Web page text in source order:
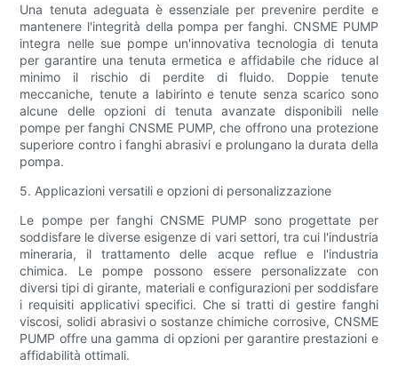
Una tenuta adeguata è essenziale per prevenire perdite e
mantenere l'integrità della pompa per fanghi. CNSME PUMP
integra nelle sue pompe un'innovativa tecnologia di tenuta
per garantire una tenuta ermetica e affidabile che riduce al
minimo il rischio di perdite di fluido. Doppie tenute
meccaniche, tenute a labirinto e tenute senza scarico sono
alcune delle opzioni di tenuta avanzate disponibili nelle
pompe per fanghi CNSME PUMP, che offrono una protezione
superiore contro i fanghi abrasivi e prolungano la durata della
pompa.
5. Applicazioni versatili e opzioni di personalizzazione
Le pompe per fanghi CNSME PUMP sono progettate per
soddisfare le diverse esigenze di vari settori, tra cui l'industria
mineraria, il trattamento delle acque reflue e l'industria
chimica. Le pompe possono essere personalizzate con
diversi tipi di girante, materiali e configurazioni per soddisfare
i requisiti applicativi specifici. Che si tratti di gestire fanghi
viscosi, solidi abrasivi o sostanze chimiche corrosive, CNSME
PUMP offre una gamma di opzioni per garantire prestazioni e
affidabilità ottimali.